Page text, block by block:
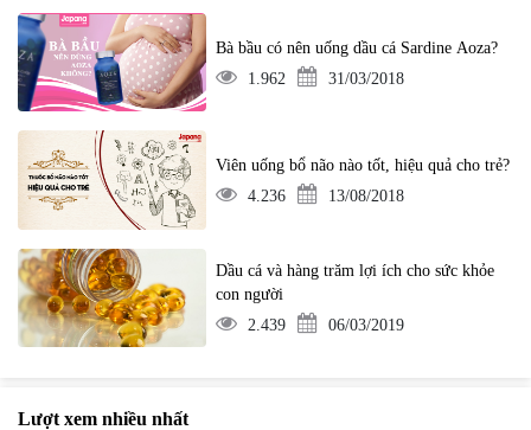
Bà bầu có nên uống dầu cá Sardine Aoza?
1.962
31/03/2018
Viên uống bổ não nào tốt, hiệu quả cho trẻ?
4.236
13/08/2018
Dầu cá và hàng trăm lợi ích cho sức khỏe
con người
2.439
06/03/2019
Lượt xem nhiều nhất